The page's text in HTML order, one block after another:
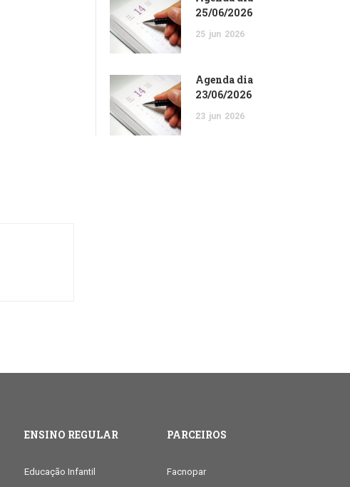
25/06/2026
25 jun 2026
Agenda dia
23/06/2026
23 jun 2026
ENSINO REGULAR
Educação Infantil
PARCEIROS
Facnopar